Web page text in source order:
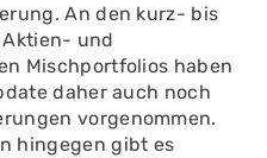
An den kurz- bis
und
Mischportfolios haben
daher auch noch
vorgenommen.
hingegen gibt es